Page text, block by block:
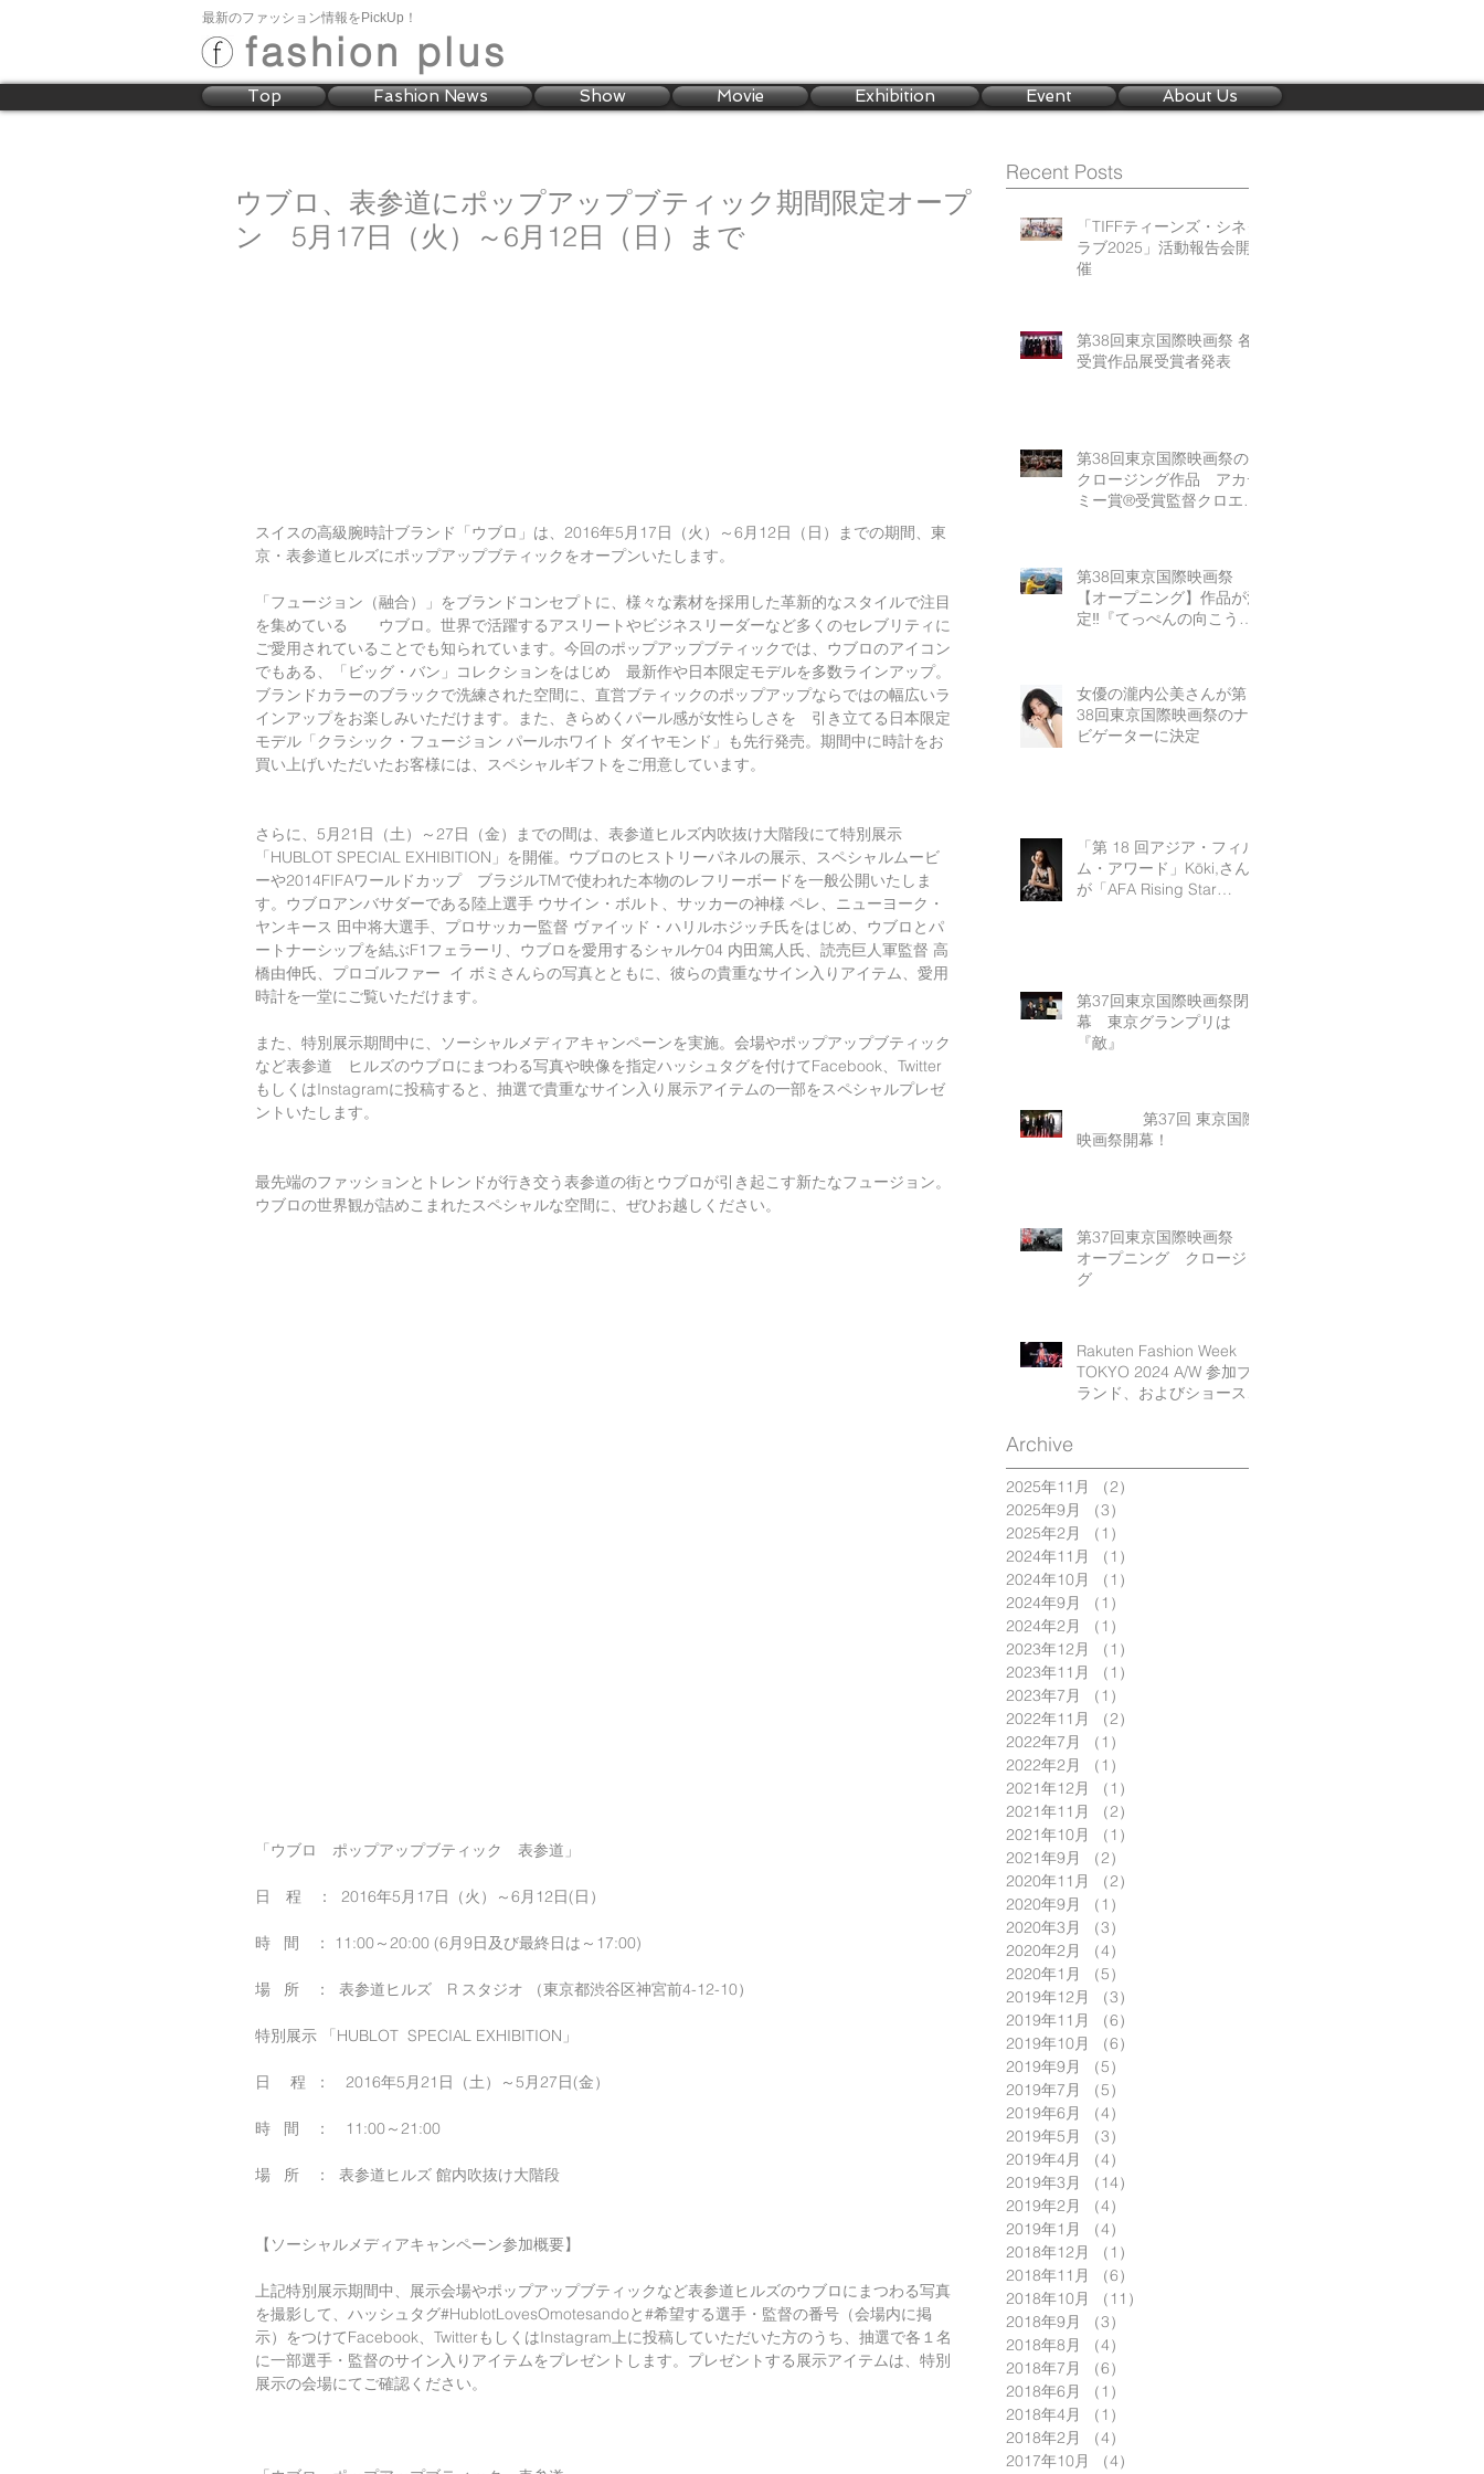
最新のファッション情報をPickUp！
fashion plus
Top Fashion News Show Movie Exhibition Event About Us
ウブロ、表参道にポップアップブティック期間限定オープ
ン 5月17日（火）～6月12日（日）まで
スイスの高級腕時計ブランド「ウブロ」は、2016年5月17日（火）～6月12日（日）までの期間、東
京・表参道ヒルズにポップアップブティックをオープンいたします。
「フュージョン（融合）」をブランドコンセプトに、様々な素材を採用した革新的なスタイルで注目
を集めている　　ウブロ。世界で活躍するアスリートやビジネスリーダーなど多くのセレブリティに
ご愛用されていることでも知られています。今回のポップアップブティックでは、ウブロのアイコン
でもある、「ビッグ・バン」コレクションをはじめ　最新作や日本限定モデルを多数ラインアップ。
ブランドカラーのブラックで洗練された空間に、直営ブティックのポップアップならではの幅広いラ
インアップをお楽しみいただけます。また、きらめくパール感が女性らしさを　引き立てる日本限定
モデル「クラシック・フュージョン パールホワイト ダイヤモンド」も先行発売。期間中に時計をお
買い上げいただいたお客様には、スペシャルギフトをご用意しています。
さらに、5月21日（土）～27日（金）までの間は、表参道ヒルズ内吹抜け大階段にて特別展示
「HUBLOT SPECIAL EXHIBITION」を開催。ウブロのヒストリーパネルの展示、スペシャルムービ
ーや2014FIFAワールドカップ　ブラジルTMで使われた本物のレフリーボードを一般公開いたしま
す。ウブロアンバサダーである陸上選手 ウサイン・ボルト、サッカーの神様 ペレ、ニューヨーク・
ヤンキース 田中将大選手、プロサッカー監督 ヴァイッド・ハリルホジッチ氏をはじめ、ウブロとパ
ートナーシップを結ぶF1フェラーリ、ウブロを愛用するシャルケ04 内田篤人氏、読売巨人軍監督 高
橋由伸氏、プロゴルファー  イ ボミさんらの写真とともに、彼らの貴重なサイン入りアイテム、愛用
時計を一堂にご覧いただけます。
また、特別展示期間中に、ソーシャルメディアキャンペーンを実施。会場やポップアップブティック
など表参道　ヒルズのウブロにまつわる写真や映像を指定ハッシュタグを付けてFacebook、Twitter
もしくはInstagramに投稿すると、抽選で貴重なサイン入り展示アイテムの一部をスペシャルプレゼ
ントいたします。
最先端のファッションとトレンドが行き交う表参道の街とウブロが引き起こす新たなフュージョン。
ウブロの世界観が詰めこまれたスペシャルな空間に、ぜひお越しください。
「ウブロ　ポップアップブティック　表参道」
日　程　：  2016年5月17日（火）～6月12日(日）
時   間　： 11:00～20:00 (6月9日及び最終日は～17:00)
場   所　：  表参道ヒルズ　R スタジオ （東京都渋谷区神宮前4-12-10）
特別展示 「HUBLOT  SPECIAL EXHIBITION」
日　 程  ：　2016年5月21日（土）～5月27日(金）
時   間　：　11:00～21:00
場   所　：  表参道ヒルズ 館内吹抜け大階段
【ソーシャルメディアキャンペーン参加概要】
上記特別展示期間中、展示会場やポップアップブティックなど表参道ヒルズのウブロにまつわる写真
を撮影して、ハッシュタグ#HublotLovesOmotesandoと#希望する選手・監督の番号（会場内に掲
示）をつけてFacebook、TwitterもしくはInstagram上に投稿していただいた方のうち、抽選で各１名
に一部選手・監督のサイン入りアイテムをプレゼントします。プレゼントする展示アイテムは、特別
展示の会場にてご確認ください。
Recent Posts
「TIFFティーンズ・シネク
ラブ2025」活動報告会開
催
第38回東京国際映画祭 各
受賞作品展受賞者発表
第38回東京国際映画祭の
クロージング作品 アカデ
ミー賞®受賞監督クロエ・
第38回東京国際映画祭
【オープニング】作品が決
定‼『てっぺんの向こうに
女優の瀧内公美さんが第
38回東京国際映画祭のナ
ビゲーターに決定
「第 18 回アジア・フィル
ム・アワード」Kōki,さん
が「AFA Rising Star
第37回東京国際映画祭閉
幕 東京グランプリは
『敵』
映画祭開幕！
第37回東京国際映画祭
オープニング クロージン
グ
Rakuten Fashion Week
TOKYO 2024 A/W 参加ブ
ランド、およびショースケ
Archive
2025年11月 （2）
2025年9月
（3）
2025年2月
（1）
2024年11月
（1）
2024年10月
（1）
2024年9月
（1）
2024年2月
（1）
2023年12月
（1）
2023年11月
（1）
2023年7月
（1）
2022年11月
（2）
2022年7月
（1）
2022年2月
（1）
2021年12月
（1）
2021年11月
（2）
2021年10月
（1）
2021年9月
（2）
2020年11月
（2）
2020年9月
（1）
2020年3月
（3）
2020年2月
（4）
2020年1月
（5）
2019年12月
（3）
2019年11月
（6）
2019年10月
（6）
2019年9月
（5）
2019年7月
（5）
2019年6月
（4）
2019年5月
（3）
2019年4月
（4）
2019年3月
（14）
2019年2月
（4）
2019年1月
（4）
2018年12月
（1）
2018年11月
（6）
2018年10月
（11）
2018年9月
（3）
2018年8月
（4）
2018年7月
（6）
2018年6月
（1）
2018年4月
（1）
2018年2月
（4）
2017年10月
（4）